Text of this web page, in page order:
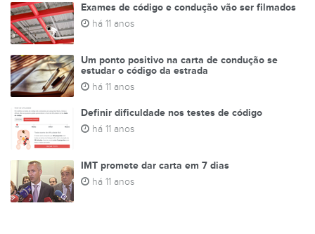
Exames de código e condução vão ser filmados
há 11 anos
Um ponto positivo na carta de condução se
estudar o código da estrada
há 11 anos
Definir dificuldade nos testes de código
há 11 anos
IMT promete dar carta em 7 dias
há 11 anos